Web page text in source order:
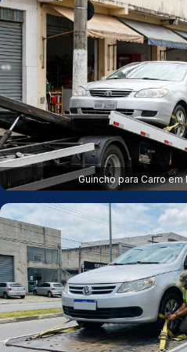
Guincho para Carro em